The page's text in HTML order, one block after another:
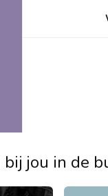
jou in de